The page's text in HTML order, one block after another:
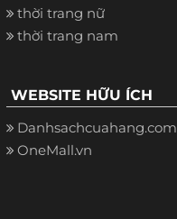
thời trang nữ
thời trang nam
WEBSITE HỮU ÍCH
Danhsachcuahang.com
OneMall.vn